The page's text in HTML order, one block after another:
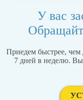
У вас
Приедем быстрее,
7 дней в неделю.